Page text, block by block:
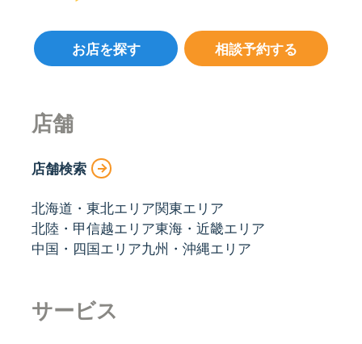
相談予約する
お店を探す
店舗
店舗検索
北海道・東北エリア関東エリア
北陸・甲信越エリア東海・近畿エリア
中国・四国エリア九州・沖縄エリア
サービス